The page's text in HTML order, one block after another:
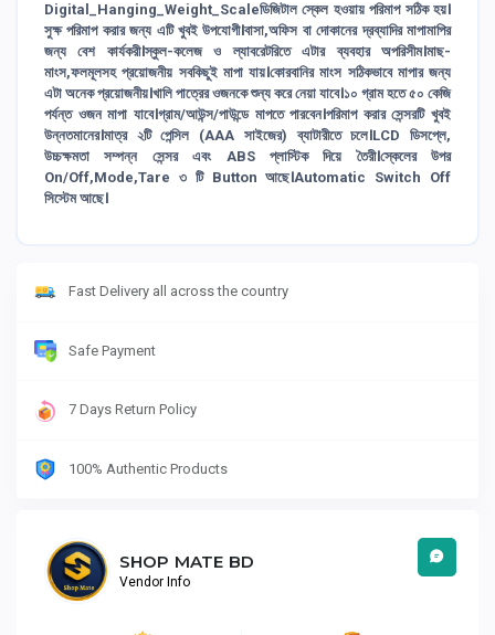
Digital_Hanging_Weight_Scaleডিজিটাল স্কেল হওয়ায় পরিমাপ সঠিক হয়।
সুক্ষ পরিমাপ করার জন্য এটি খুবই উপযোগী।বাসা,অফিস বা দোকানের দ্রব্যাদির মাপামাপির
জন্য বেশ কার্যকরী।স্কুল-কলেজ ও ল্যাবরেটরিতে এটার ব্যবহার অপরিসীম।‍মাছ-
মাংস,ফলমূলসহ প্রয়োজনীয় সবকিছুই মাপা যায়।কোরবানির মাংস সঠিকভাবে মাপার জন্য
এটা অনেক প্রয়োজনীয়।খালি পাত্রের ওজনকে শুন্য করে নেয়া যাবে।১০ গ্রাম হতে ৫০ কেজি
পর্যন্ত ওজন মাপা যাবে।গ্রাম/আউন্স/পাউন্ডে মাপতে পারবেন।পরিমাপ করার সেন্সরটি খুবই
উন্নতমানের।মাত্র ২টি পেন্সিল (AAA সাইজের) ব্যাটারীতে চলে।LCD ডিসপ্লে,
উচ্চক্ষমতা সম্পন্ন সেন্সর এবং ABS প্লাস্টিক দিয়ে তৈরী।স্কেলের উপর
On/Off,Mode,Tare ৩ টি Button আছে।Automatic Switch Off
সিস্টেম আছে।
Fast Delivery all across the country
Safe Payment
7 Days Return Policy
100% Authentic Products
SHOP MATE BD
Vendor Info